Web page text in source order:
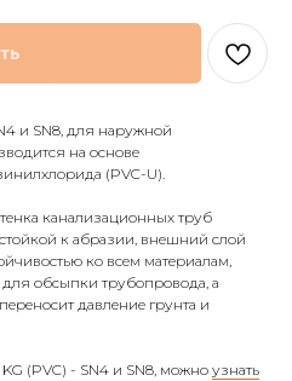
и SN8, для наружной
на основе
(PVC-U).
канализационных труб
к абразии, внешний слой
ко всем материалам,
обсыпки трубопровода, а
давление грунта и
(PVC) - SN4 и SN8, можно узнать